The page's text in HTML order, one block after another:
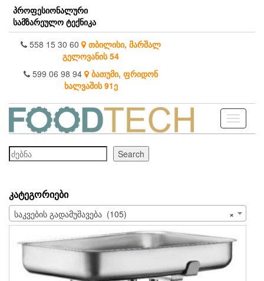
Skip
the
content
პროფესიონალური
სამზარეულო ტექნიკა
558 15 30 60 თბილისი, მარშალ
გელოვანის 54
599 06 98 94 ბათუმი, ფრიდონ
ხალვაშის 91ე
Toggle
ძებნა
Search
ᲙᲐᲢᲔᲒᲝᲠᲘᲔᲑᲘ
×
საკვების გადამუშავება (105)